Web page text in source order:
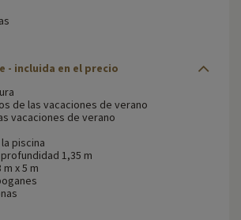
- incluida en el precio
de las vacaciones de verano
vacaciones de verano
piscina
1,35 m
x 5 m